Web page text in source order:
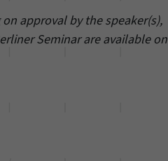
approval by the speaker(s),
Seminar are available on